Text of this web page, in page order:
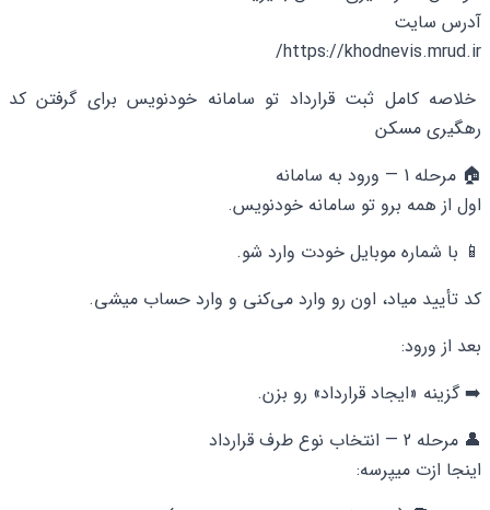
آدرس سایت
https://khodnevis.mrud.ir/
خلاصه کامل ثبت قرارداد تو سامانه خودنویس برای گرفتن کد
رهگیری مسکن
🏠 مرحله 1 — ورود به سامانه
اول از همه برو تو سامانه خودنویس.
📱 با شماره موبایل خودت وارد شو.
کد تأیید میاد، اون رو وارد می‌کنی و وارد حساب میشی.
بعد از ورود:
➡️ گزینه «ایجاد قرارداد» رو بزن.
👤 مرحله 2 — انتخاب نوع طرف قرارداد
اینجا ازت میپرسه: